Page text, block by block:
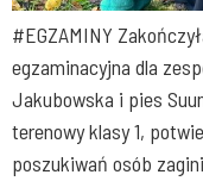
#EGZAMINY
egzaminacyjna dla
Jakubowska i pies
terenowy klasy 1,
poszukiwań osób